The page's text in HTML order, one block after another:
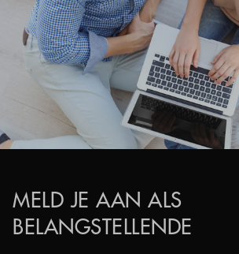
MELD JE AAN ALS
BELANGSTELLENDE